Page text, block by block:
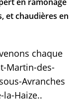
et chaudières en
chaque
Martin-des-
Avranches
la-Haize..